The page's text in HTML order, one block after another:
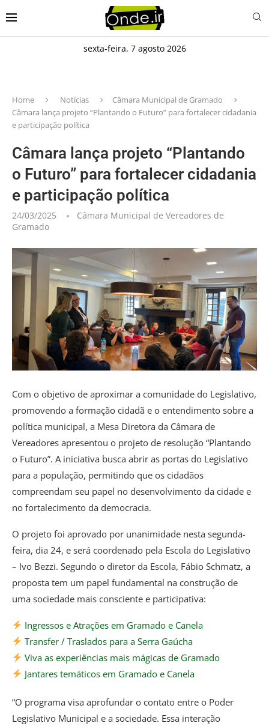
sexta-feira, 7 agosto 2026
Home Notícias
Câmara Municipal de Gramado
Câmara lança projeto “Plantando o Futuro” para fortalecer cidadania
e participação política
Câmara lança projeto “Plantando
o Futuro” para fortalecer cidadania
e participação política
24/03/2025
Câmara Municipal de Vereadores de
Gramado
Com o objetivo de aproximar a comunidade do Legislativo,
promovendo a formação cidadã e o entendimento sobre a
política municipal, a Mesa Diretora da Câmara de
Vereadores apresentou o projeto de resolução “Plantando
o Futuro”. A iniciativa busca abrir as portas do Legislativo
para a população, permitindo que os cidadãos
compreendam seu papel no desenvolvimento da cidade e
no fortalecimento da democracia.
O projeto foi aprovado por unanimidade nesta segunda-
feira, dia 24, e será coordenado pela Escola do Legislativo
– Ivo Bezzi. Segundo o diretor da Escola, Fábio Schmatz, a
proposta tem um papel fundamental na construção de
uma sociedade mais consciente e participativa:
Ingressos e Atrações em Gramado e Canela
Transfer / Traslados para a Serra Gaúcha
Viva as experiências mais mágicas de Gramado
Jantares temáticos em Gramado e Canela
“O programa visa aprofundar o contato entre o Poder
Legislativo Municipal e a sociedade. Essa interação